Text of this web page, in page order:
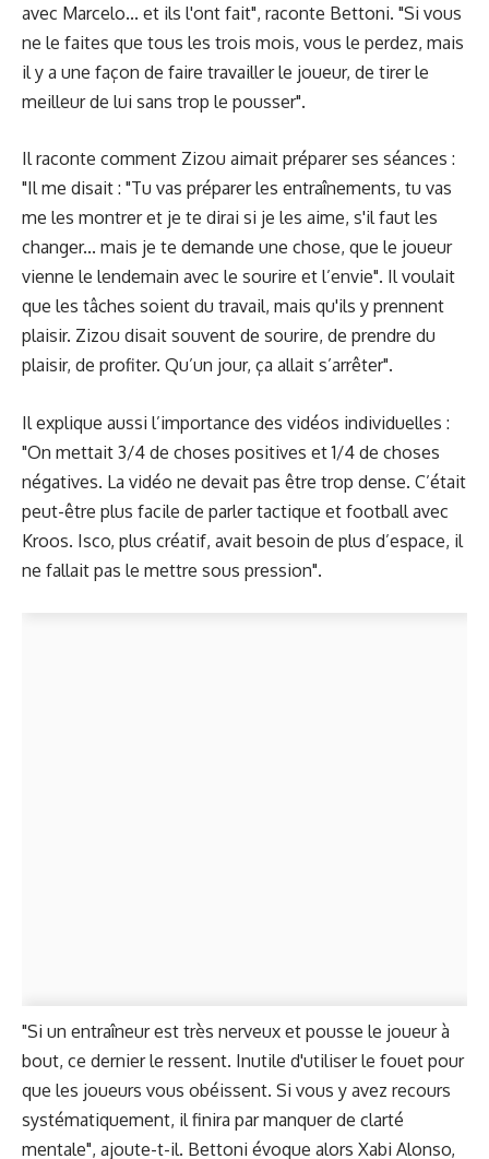
avec Marcelo... et ils l'ont fait", raconte Bettoni. "Si vous
ne le faites que tous les trois mois, vous le perdez, mais
il y a une façon de faire travailler le joueur, de tirer le
meilleur de lui sans trop le pousser".
Il raconte comment Zizou aimait préparer ses séances :
"Il me disait : "Tu vas préparer les entraînements, tu vas
me les montrer et je te dirai si je les aime, s'il faut les
changer... mais je te demande une chose, que le joueur
vienne le lendemain avec le sourire et l’envie". Il voulait
que les tâches soient du travail, mais qu'ils y prennent
plaisir. Zizou disait souvent de sourire, de prendre du
plaisir, de profiter. Qu’un jour, ça allait s’arrêter".
Il explique aussi l’importance des vidéos individuelles :
"On mettait 3/4 de choses positives et 1/4 de choses
négatives. La vidéo ne devait pas être trop dense. C’était
peut-être plus facile de parler tactique et football avec
Kroos. Isco, plus créatif, avait besoin de plus d’espace, il
ne fallait pas le mettre sous pression".
"Si un entraîneur est très nerveux et pousse le joueur à
bout, ce dernier le ressent. Inutile d'utiliser le fouet pour
que les joueurs vous obéissent. Si vous y avez recours
systématiquement, il finira par manquer de clarté
mentale", ajoute-t-il. Bettoni évoque alors Xabi Alonso,